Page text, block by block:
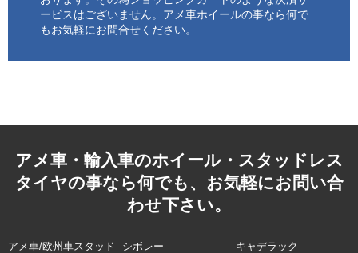
ービスはございません。アメ車ホイールの事なら何で
もお気軽にお問合せください。
アメ車・輸入車のホイール・スタッドレス
タイヤの事なら何でも、お気軽にお問い合
わせ下さい。
アメ車/欧州車スタッド
シボレー
キャデラック